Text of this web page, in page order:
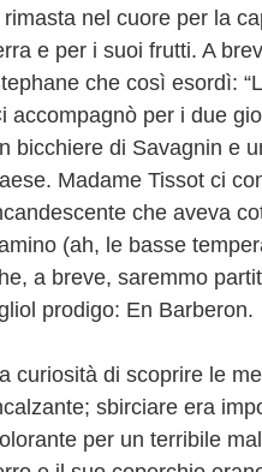
rimasta nel cuore per la
e per i suoi frutti. A
che così esordì:
accompagnò per i due
bicchiere di Savagnin e
Madame Tissot ci
che aveva
(ah, le basse
a breve, saremmo
prodigo: En Barberon.
curiosità di scoprire le
sbirciare era
per un terribile